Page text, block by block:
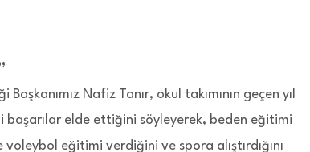
Başkanımız Nafiz Tanır, okul takımının geçen yıl
başarılar elde ettiğini söyleyerek, beden eğitimi
eğitimi verdiğini ve spora alıştırdığını